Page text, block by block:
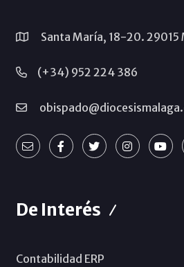
Santa María, 18-20. 29015
(+34) 952 224 386
De Interés
Contabilidad ERP